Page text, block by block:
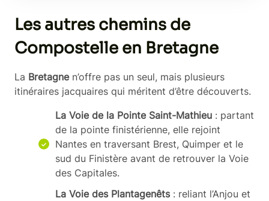
Les autres chemins de
Compostelle en Bretagne
La Bretagnen’offre pas un seul, mais plusieurs
itinéraires jacquaires qui méritent d’être découverts.
La Voie de la Pointe Saint-Mathieu : partant
de la pointe finistérienne, elle rejoint
Nantes en traversant Brest, Quimper et le
sud du Finistère avant de retrouver la Voie
des Capitales.
La Voie des Plantagenêts: reliant l’Anjou et